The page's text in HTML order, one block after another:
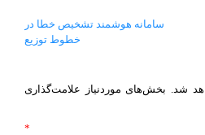
سامانه هوشمند تشخیص خطا در
خطوط توزیع
شد. بخش‌های موردنیاز علامت‌گذاری
*